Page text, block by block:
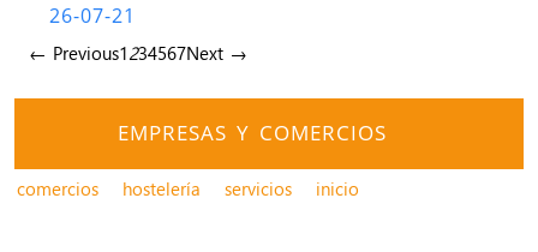
26-07-21
← Previous1234567Next →
EMPRESAS Y COMERCIOS
comercios hostelería servicios inicio